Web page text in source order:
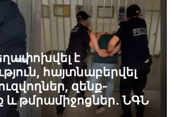
է
հայտնաբերվել
զենք-
և թմրամիջոցներ․ ՆԳՆ